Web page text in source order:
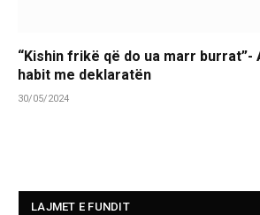
“Kishin frikë që do ua marr burrat”-
habit me deklaratën
30/05/2024
LAJMET E FUNDIT